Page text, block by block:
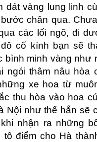
dát vàng lung linh
chân qua.
các lối ngõ, đi
cổ kính bạn sẽ
minh vàng như
ngói thâm nâu hòa
xe hoa từ
thu hòa vào hoa
Nội như thế hẳn sẽ
nhận ra những
điểm cho Hà